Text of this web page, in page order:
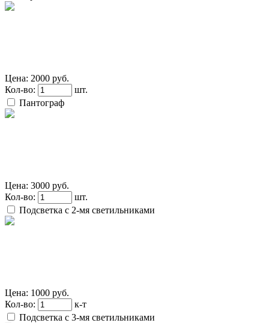
Цена: 2000 руб.
Кол-во:
шт.
Пантограф
Цена: 3000 руб.
Кол-во:
шт.
Подсветка с 2-мя светильниками
Цена: 1000 руб.
Кол-во:
к-т
Подсветка с 3-мя светильниками